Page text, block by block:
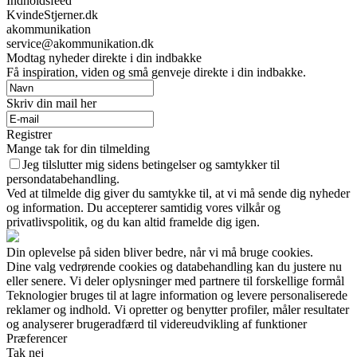
KvindeStjerner.dk
akommunikation
service@akommunikation.dk
Modtag nyheder direkte i din indbakke
Få inspiration, viden og små genveje direkte i din indbakke.
Skriv din mail her
Registrer
Mange tak for din tilmelding
Jeg tilslutter mig sidens betingelser og samtykker til
persondatabehandling.
Ved at tilmelde dig giver du samtykke til, at vi må sende dig nyheder
og information. Du accepterer samtidig vores vilkår og
privatlivspolitik, og du kan altid framelde dig igen.
Din oplevelse på siden bliver bedre, når vi må bruge cookies.
Dine valg vedrørende cookies og databehandling kan du justere nu
eller senere. Vi deler oplysninger med partnere til forskellige formål
Teknologier bruges til at lagre information og levere personaliserede
reklamer og indhold. Vi opretter og benytter profiler, måler resultater
og analyserer brugeradfærd til videreudvikling af funktioner
Præferencer
Tak nej